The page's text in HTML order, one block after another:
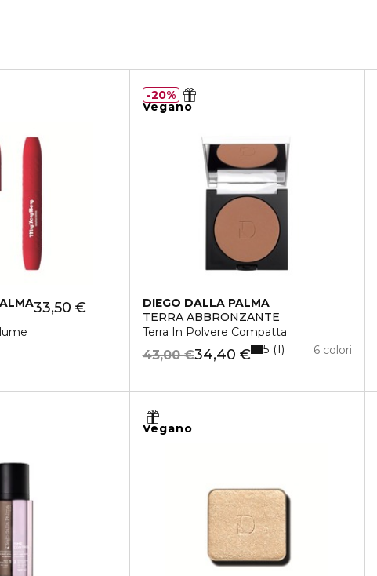
33,50 €
Vegano
DIEGO DALLA PALMA
TERRA ABBRONZANTE
Terra In Polvere Compatta
34,40 €
43,00 € 6 colori
5 1
20%
Vegano